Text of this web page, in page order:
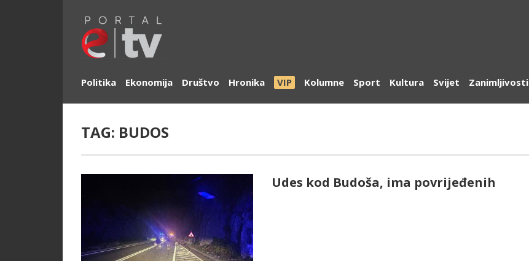
Politika Ekonomija Društvo Hronika VIP Kolumne Sport Kultura Svijet Zanimljivosti
TAG: BUDOS
Udes kod Budoša, ima povrijeđenih